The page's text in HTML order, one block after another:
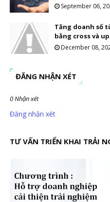
September 06,
Tăng doanh số
bằng cross và
December 08,
ĐĂNG NHẬN XÉT
0 Nhận xét
Đăng nhận xét
TƯ VẤN TRIỂN KHAI TRẢI